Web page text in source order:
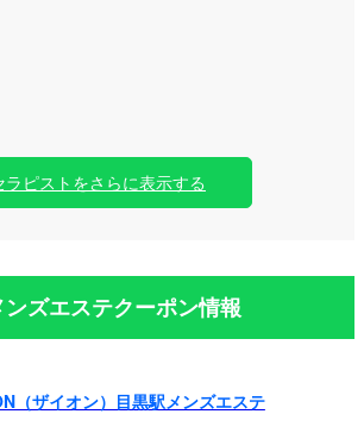
ラピストをさらに表示する
ズエステクーポン情報
（ザイオン）目黒駅メンズエステ